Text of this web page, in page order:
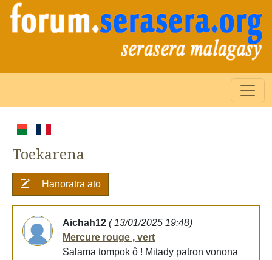
Toekarena
Hanoratra ato
Aichah12 ( 13/01/2025 19:48)
Mercure rouge , vert
Salama tompok ô ! Mitady patron vonona